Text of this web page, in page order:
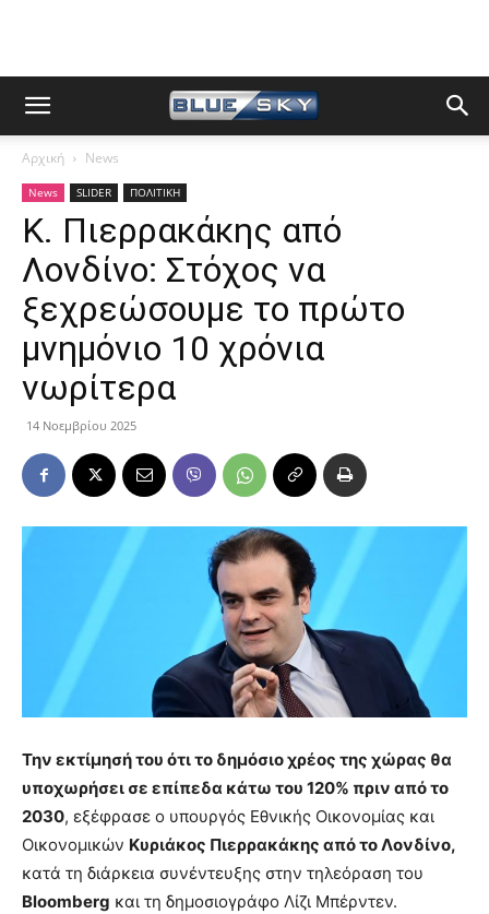
Αρχική News
News SLIDER ΠΟΛΙΤΙΚΗ
Κ. Πιερρακάκης από
Λονδίνο: Στόχος να
ξεχρεώσουμε το πρώτο
μνημόνιο 10 χρόνια
νωρίτερα
14 Νοεμβρίου 2025
Την εκτίμησή του ότι το δημόσιο χρέος της χώρας θα
υποχωρήσει σε επίπεδα κάτω του 120% πριν από το
2030, εξέφρασε ο υπουργός Εθνικής Οικονομίας και
Οικονομικών Κυριάκος Πιερρακάκης από το Λονδίνο,
κατά τη διάρκεια συνέντευξης στην τηλεόραση του
Bloomberg και τη δημοσιογράφο Λίζι Μπέρντεν.